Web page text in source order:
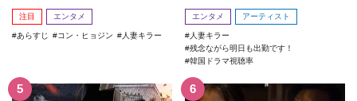
注目 エンタメ
あらすじ コン・ヒョジン 人妻キラー
回！
エンタメ アーティスト
人妻キラー
残念ながら明日も出勤です！
韓国ドラマ視聴率